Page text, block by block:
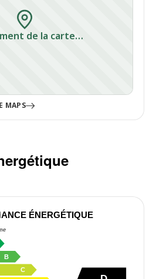
de la carte…
MAPS
ÉNERGÉTIQUE
B
C